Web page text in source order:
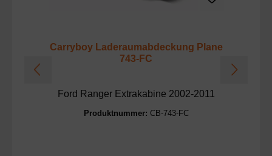
Carryboy Laderaumabdeckung Plane
743-FC
Ford Ranger Extrakabine 2002-2011
Produktnummer: CB-743-FC